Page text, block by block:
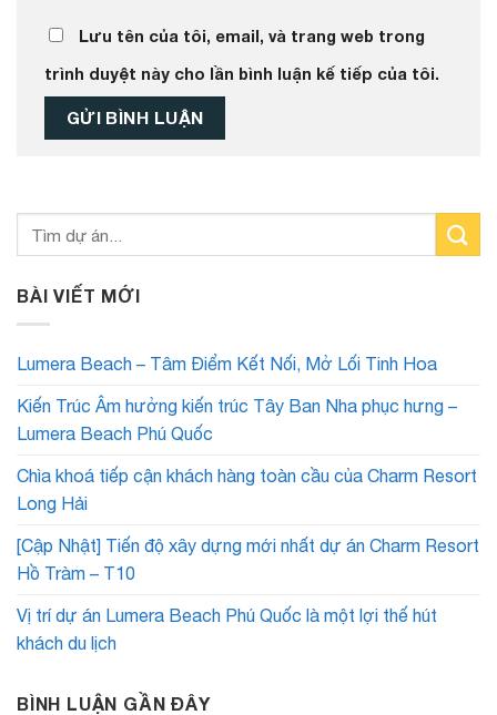
Lưu tên của tôi, email, và trang web trong
trình duyệt này cho lần bình luận kế tiếp của tôi.
BÀI VIẾT MỚI
Lumera Beach – Tâm Điểm Kết Nối, Mở Lối Tinh Hoa
Kiến Trúc Âm hưởng kiến trúc Tây Ban Nha phục hưng –
Lumera Beach Phú Quốc
Chìa khoá tiếp cận khách hàng toàn cầu của Charm Resort
Long Hải
[Cập Nhật] Tiến độ xây dựng mới nhất dự án Charm Resort
Hồ Tràm – T10
Vị trí dự án Lumera Beach Phú Quốc là một lợi thế hút
khách du lịch
BÌNH LUẬN GẦN ĐÂY